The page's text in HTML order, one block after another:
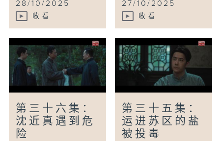
28/10/2025
收看
27/10/2025
收看
第三十六集：
沈近真遇到危
险
第三十五集：
运进苏区的盐
被投毒